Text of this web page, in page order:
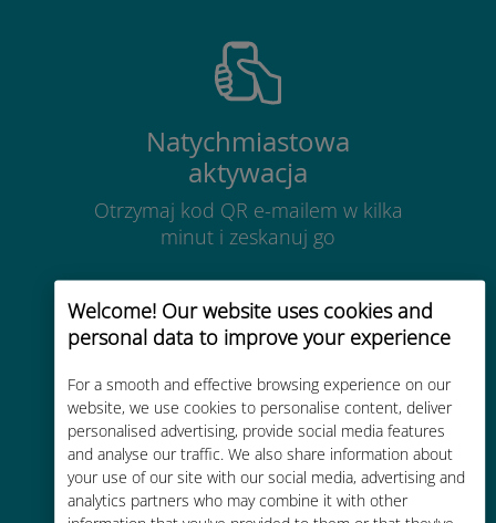
Welcome! Our website uses cookies and
personal data to improve your experience
For a smooth and effective browsing experience on our
website, we use cookies to personalise content, deliver
personalised advertising, provide social media features
and analyse our traffic. We also share information about
your use of our site with our social media, advertising and
analytics partners who may combine it with other
Natychmiastowa
aktywacja
Otrzymaj kod QR e-mailem w kilka
minut i zeskanuj go
Globalny
Wysokiej jakości komórkowa
transmisja danych w ponad 200
miejscach na świecie